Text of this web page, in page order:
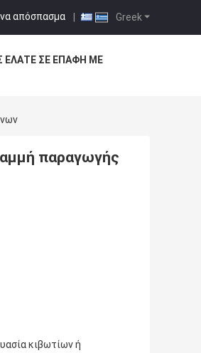
Greek
απόσπασμα |
ΕΛΆΤΕ ΣΕ ΕΠΑΦΉ ΜΕ
παραγωγής
κιβωτίων ή